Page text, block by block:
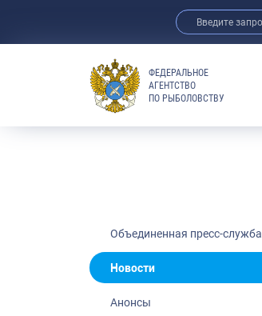
ФЕДЕРАЛЬНОЕ
АГЕНТСТВО
ПО РЫБОЛОВСТВУ
Объединенная пресс-служба
Новости
Анонсы